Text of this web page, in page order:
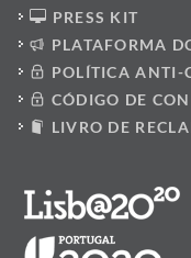
PRESS KIT
PLATAFORMA
POLÍTICA ANTI-
CÓDIGO DE
LIVRO DE